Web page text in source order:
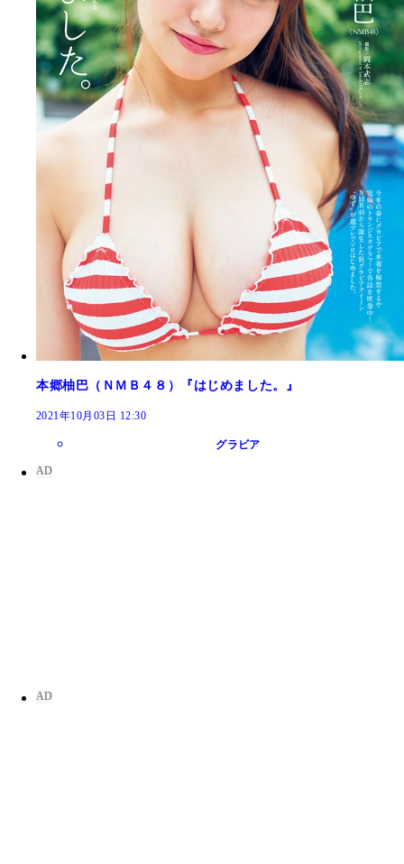
本郷柚巴（ＮＭＢ４８）『はじめました。』
2021年10月03日 12:30
グラビア